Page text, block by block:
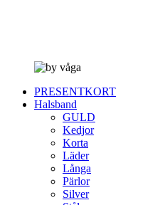
PRESENTKORT
Halsband
GULD
Kedjor
Korta
Läder
Långa
Pärlor
Silver